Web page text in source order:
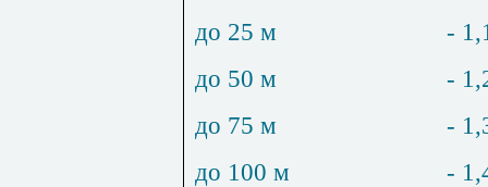
до 25 м - 1 ,
до 50 м - 1 ,
до 75 м - 1 ,
до 100 м - 1 ,